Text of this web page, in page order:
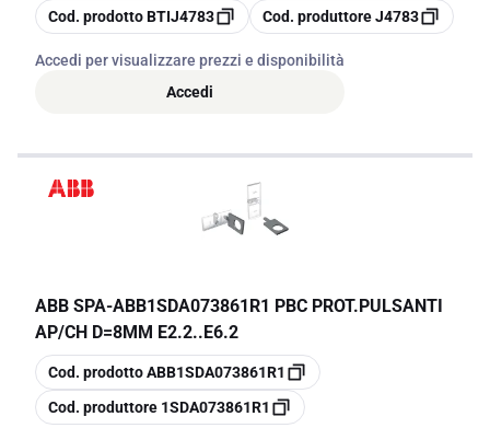
copia
Cod. prodottoBTIJ4783 copia
Cod. produttoreJ4783
Accedi per visualizzare prezzi e disponibilità
Accedi
ABB SPA-ABB1SDA073861R1 PBC PROT.PULSANTI
AP/CH D=8MM E2.2..E6.2
copia
Cod. prodottoABB1SDA073861R1
copia
Cod. produttore 1SDA073861R1